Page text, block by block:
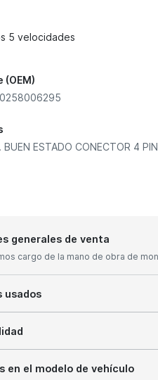
5 velocidades
(OEM)
BUEN ESTADO CONECTOR 4
generales de venta
cargo de la mano de obra de
usados
en el modelo de vehículo